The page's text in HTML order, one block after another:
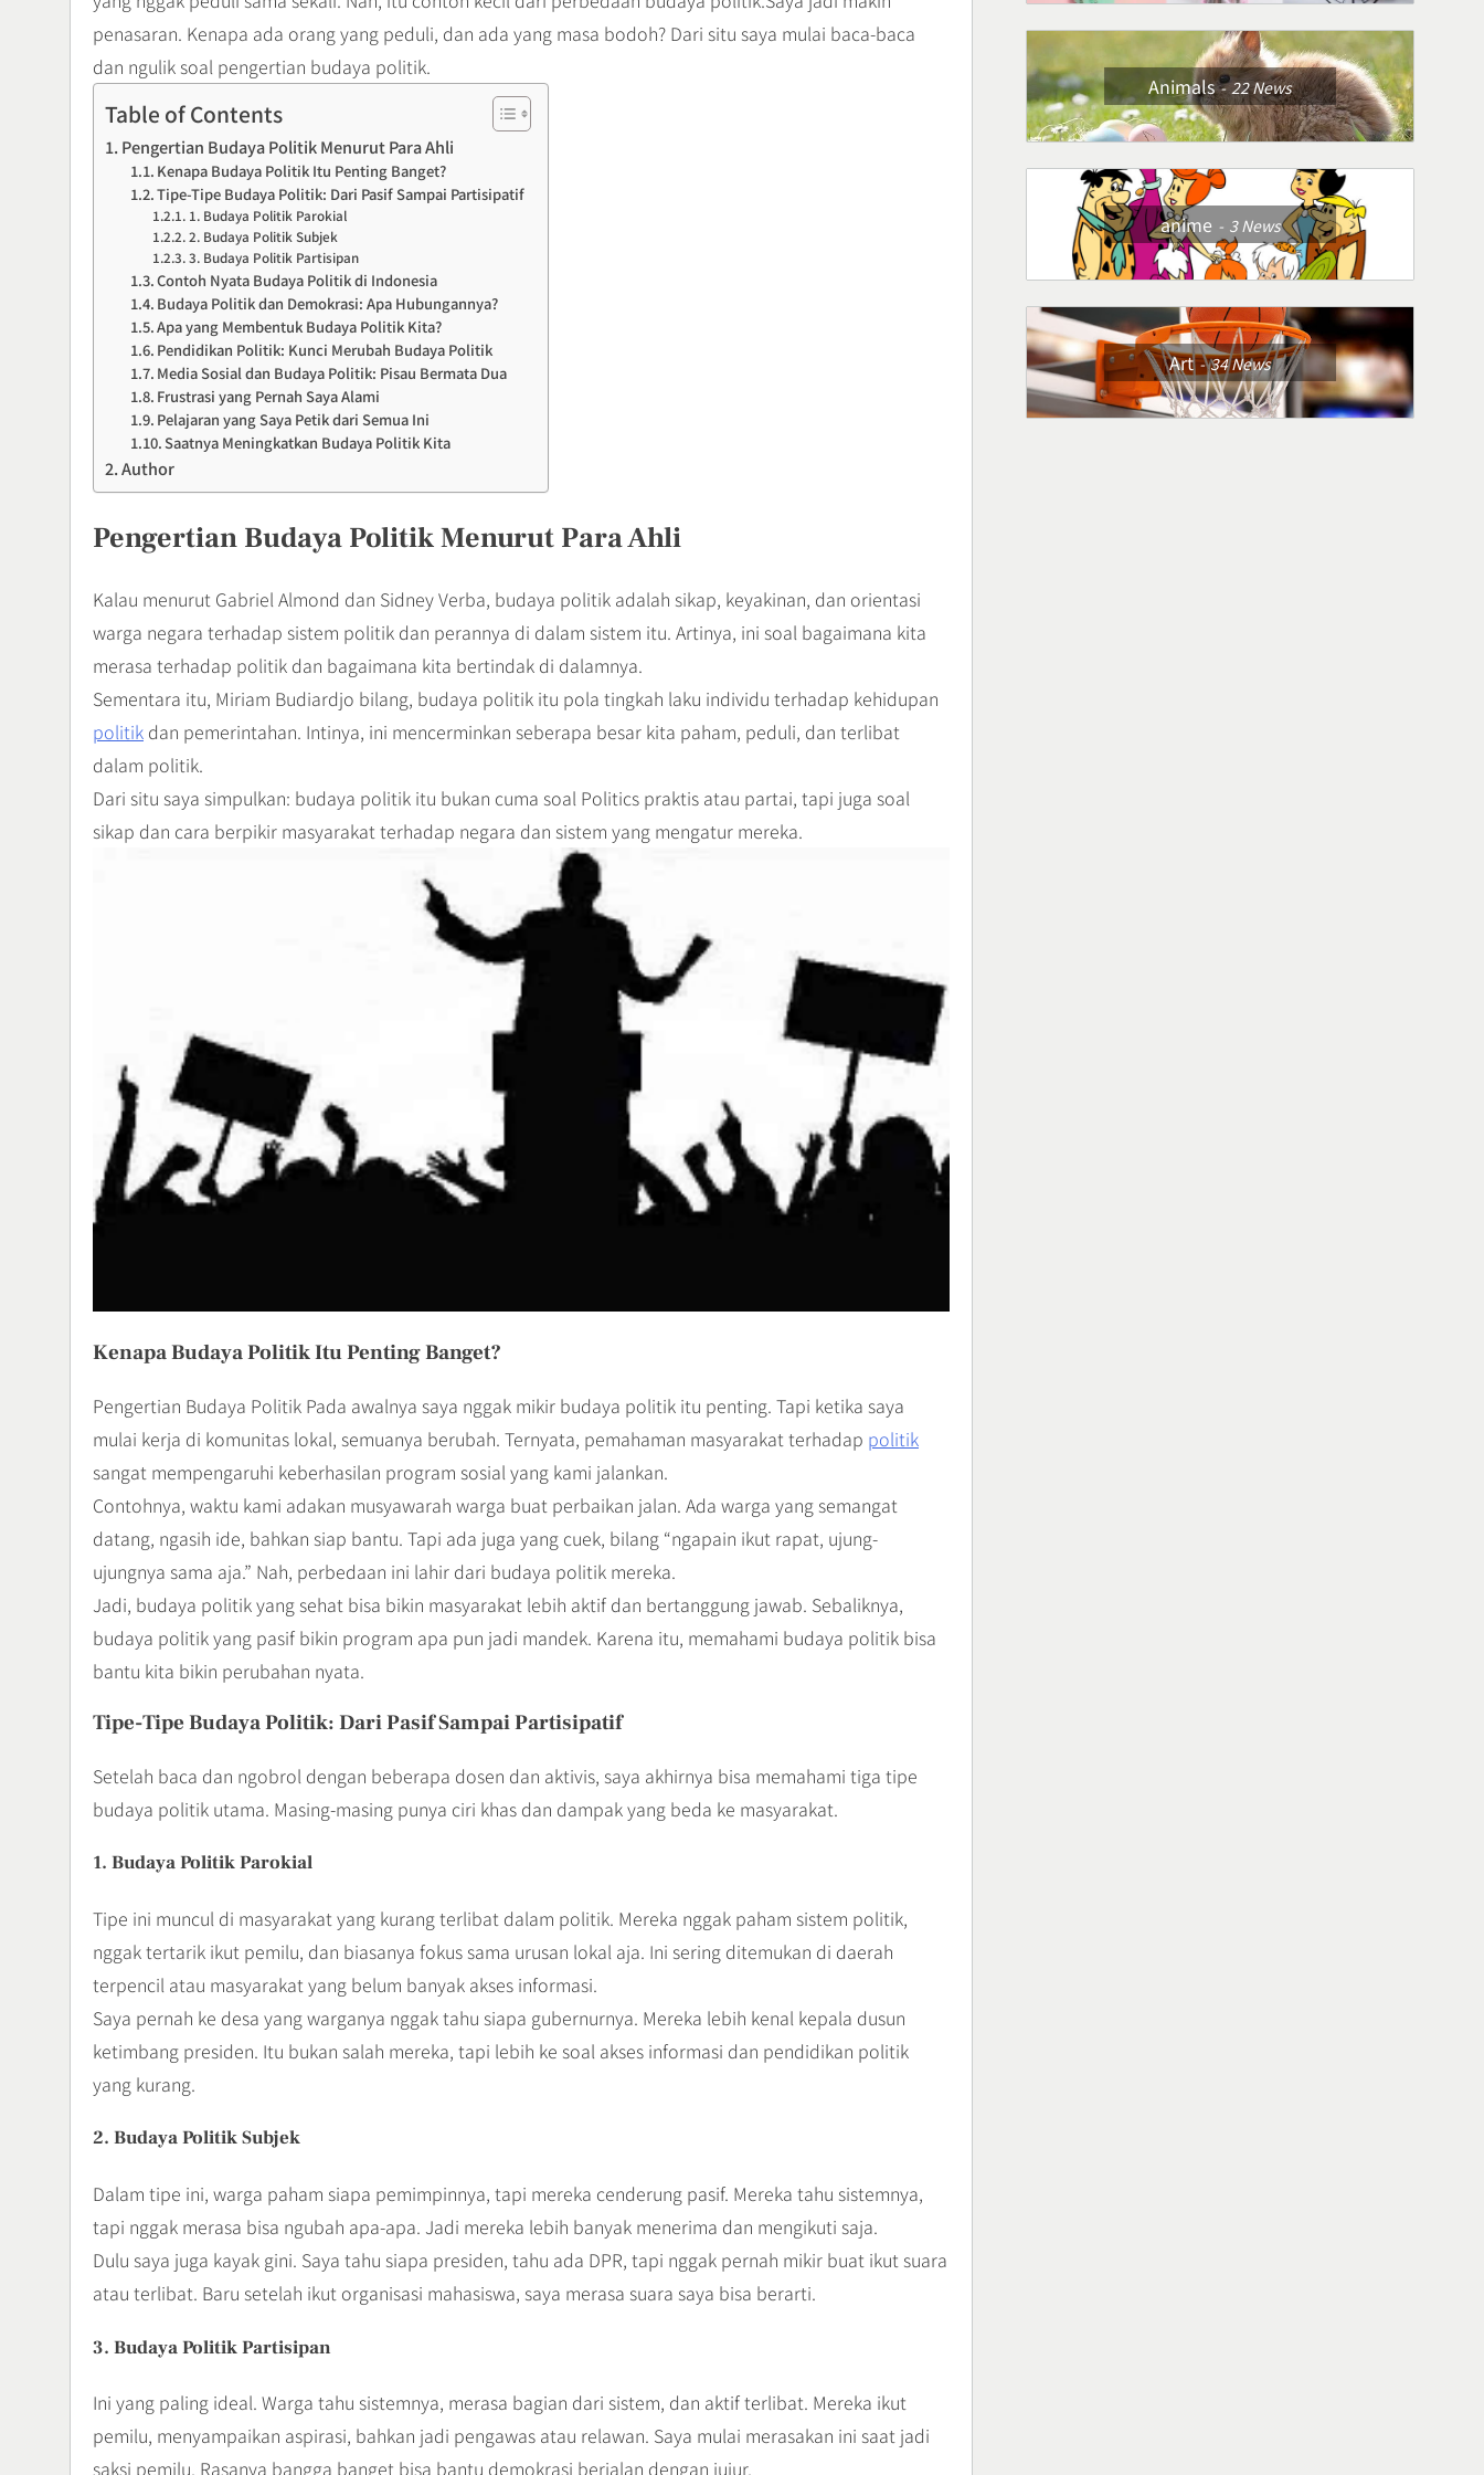
penasaran. Kenapa ada orang yang peduli, dan ada yang masa bodoh? Dari situ saya mulai baca-baca
dan ngulik soal pengertian budaya politik.
Table of Contents
Pengertian Budaya Politik Menurut Para Ahli
Kenapa Budaya Politik Itu Penting Banget?
Tipe-Tipe Budaya Politik: Dari Pasif Sampai Partisipatif
1. Budaya Politik Parokial
2. Budaya Politik Subjek
3. Budaya Politik Partisipan
Contoh Nyata Budaya Politik di Indonesia
Budaya Politik dan Demokrasi: Apa Hubungannya?
Apa yang Membentuk Budaya Politik Kita?
Pendidikan Politik: Kunci Merubah Budaya Politik
Media Sosial dan Budaya Politik: Pisau Bermata Dua
Frustrasi yang Pernah Saya Alami
Pelajaran yang Saya Petik dari Semua Ini
Saatnya Meningkatkan Budaya Politik Kita
Author
Pengertian Budaya Politik Menurut Para Ahli
Kalau menurut Gabriel Almond dan Sidney Verba, budaya politik adalah sikap, keyakinan, dan orientasi
warga negara terhadap sistem politik dan perannya di dalam sistem itu. Artinya, ini soal bagaimana kita
merasa terhadap politik dan bagaimana kita bertindak di dalamnya.
Sementara itu, Miriam Budiardjo bilang, budaya politik itu pola tingkah laku individu terhadap kehidupan
politik dan pemerintahan. Intinya, ini mencerminkan seberapa besar kita paham, peduli, dan terlibat
dalam politik.
Dari situ saya simpulkan: budaya politik itu bukan cuma soal Politics praktis atau partai, tapi juga soal
sikap dan cara berpikir masyarakat terhadap negara dan sistem yang mengatur mereka.
Kenapa Budaya Politik Itu Penting Banget?
Pengertian Budaya Politik Pada awalnya saya nggak mikir budaya politik itu penting. Tapi ketika saya
mulai kerja di komunitas lokal, semuanya berubah. Ternyata, pemahaman masyarakat terhadap politik
sangat mempengaruhi keberhasilan program sosial yang kami jalankan.
Contohnya, waktu kami adakan musyawarah warga buat perbaikan jalan. Ada warga yang semangat
datang, ngasih ide, bahkan siap bantu. Tapi ada juga yang cuek, bilang “ngapain ikut rapat, ujung-
ujungnya sama aja.” Nah, perbedaan ini lahir dari budaya politik mereka.
Jadi, budaya politik yang sehat bisa bikin masyarakat lebih aktif dan bertanggung jawab. Sebaliknya,
budaya politik yang pasif bikin program apa pun jadi mandek. Karena itu, memahami budaya politik bisa
bantu kita bikin perubahan nyata.
Tipe-Tipe Budaya Politik: Dari Pasif Sampai Partisipatif
Setelah baca dan ngobrol dengan beberapa dosen dan aktivis, saya akhirnya bisa memahami tiga tipe
budaya politik utama. Masing-masing punya ciri khas dan dampak yang beda ke masyarakat.
1. Budaya Politik Parokial
Tipe ini muncul di masyarakat yang kurang terlibat dalam politik. Mereka nggak paham sistem politik,
nggak tertarik ikut pemilu, dan biasanya fokus sama urusan lokal aja. Ini sering ditemukan di daerah
terpencil atau masyarakat yang belum banyak akses informasi.
Saya pernah ke desa yang warganya nggak tahu siapa gubernurnya. Mereka lebih kenal kepala dusun
ketimbang presiden. Itu bukan salah mereka, tapi lebih ke soal akses informasi dan pendidikan politik
yang kurang.
2. Budaya Politik Subjek
Dalam tipe ini, warga paham siapa pemimpinnya, tapi mereka cenderung pasif. Mereka tahu sistemnya,
tapi nggak merasa bisa ngubah apa-apa. Jadi mereka lebih banyak menerima dan mengikuti saja.
Dulu saya juga kayak gini. Saya tahu siapa presiden, tahu ada DPR, tapi nggak pernah mikir buat ikut suara
atau terlibat. Baru setelah ikut organisasi mahasiswa, saya merasa suara saya bisa berarti.
3. Budaya Politik Partisipan
Ini yang paling ideal. Warga tahu sistemnya, merasa bagian dari sistem, dan aktif terlibat. Mereka ikut
pemilu, menyampaikan aspirasi, bahkan jadi pengawas atau relawan. Saya mulai merasakan ini saat jadi
saksi pemilu. Rasanya bangga banget bisa bantu demokrasi berjalan dengan jujur.
Animals 22News
anime 3News
Art 34News